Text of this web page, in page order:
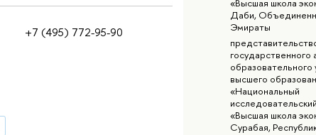
«Высшая школа
Даби,
Эмираты
государственного
высшего
«Национальный
«Высшая школа
Сурабая,
+7 (495) 772-95-90